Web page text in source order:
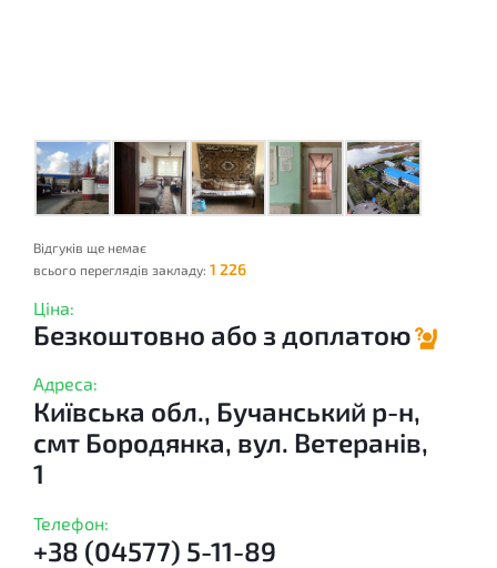
Відгуків ще немає
всього переглядів закладу: 1 226
Ціна:
Безкоштовно або з доплатою
Адреса:
Київська обл., Бучанський р-н,
смт Бородянка, вул. Ветеранів,
1
Телефон:
+38 (04577) 5-11-89